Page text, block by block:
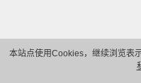
本站点使用Cookies，继续浏览表